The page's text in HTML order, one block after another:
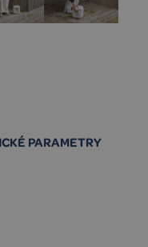
PARAMETRY